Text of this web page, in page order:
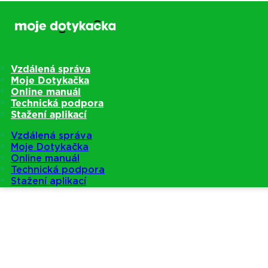
Vzdálená správa
Moje Dotykačka
Online manuál
Technická podpora
Stažení aplikací
Vzdálená správa
Moje Dotykačka
Online manuál
Technická podpora
Stažení aplikací